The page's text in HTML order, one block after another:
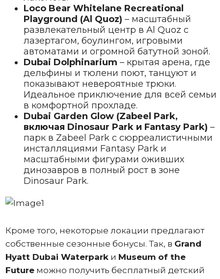
Loco Bear Whitelane Recreational
Playground (Al Quoz) – масштабный
развлекательный центр в Al Quoz с
лазертагом, боулингом, игровыми
автоматами и огромной батутной зоной.
Dubai Dolphinarium – крытая арена, где
дельфины и тюлени поют, танцуют и
показывают невероятные трюки.
Идеальное приключение для всей семьи
в комфортной прохладе.
Dubai Garden Glow (Zabeel Park,
включая Dinosaur Park и Fantasy Park) –
парк в Zabeel Park с сюрреалистичными
инсталляциями Fantasy Park и
масштабными фигурами оживших
динозавров в полный рост в зоне
Dinosaur Park.
Кроме того, некоторые локации предлагают
собственные сезонные бонусы. Так, в Grand
Hyatt Dubai Waterparkи Museum of the
Futureможно получить бесплатный детский